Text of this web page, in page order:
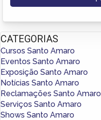
CATEGORIAS
Cursos Santo Amaro
Eventos Santo Amaro
Exposição Santo Amaro
Notícias Santo Amaro
Reclamações Santo Amaro
Serviços Santo Amaro
Shows Santo Amaro